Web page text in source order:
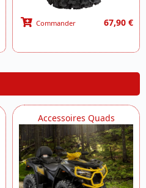
Commander 67,90 €
Accessoires Quads